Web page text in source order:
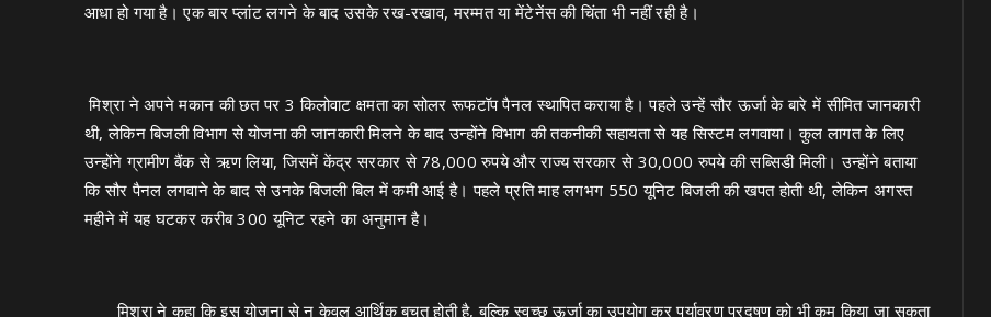
आधा हो गया है। एक बार प्लांट लगने के बाद उसके रख-रखाव, मरम्मत या मेंटेनेंस की चिंता भी नहीं रही है।
मिश्रा ने अपने मकान की छत पर 3 किलोवाट क्षमता का सोलर रूफटॉप पैनल स्थापित कराया है। पहले उन्हें सौर ऊर्जा के बारे में सीमित जानकारी
थी, लेकिन बिजली विभाग से योजना की जानकारी मिलने के बाद उन्होंने विभाग की तकनीकी सहायता से यह सिस्टम लगवाया। कुल लागत के लिए
उन्होंने ग्रामीण बैंक से ऋण लिया, जिसमें केंद्र सरकार से 78,000 रुपये और राज्य सरकार से 30,000 रुपये की सब्सिडी मिली। उन्होंने बताया
कि सौर पैनल लगवाने के बाद से उनके बिजली बिल में कमी आई है। पहले प्रति माह लगभग 550 यूनिट बिजली की खपत होती थी, लेकिन अगस्त
महीने में यह घटकर करीब 300 यूनिट रहने का अनुमान है।
मिश्रा ने कहा कि इस योजना से न केवल आर्थिक बचत होती है, बल्कि स्वच्छ ऊर्जा का उपयोग कर पर्यावरण प्रदूषण को भी कम किया जा सकता